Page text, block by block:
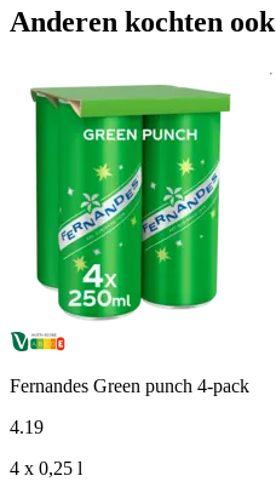
Anderen kochten ook
Fernandes Green punch 4-pack
4.19
4 x 0,25 l